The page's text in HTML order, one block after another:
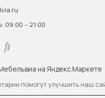
09:00 – 21:00
помогут улучшить наш